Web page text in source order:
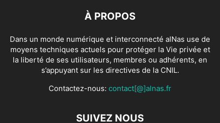
À PROPOS
Dans un monde numérique et interconnecté alNas use de
moyens techniques actuels pour protéger la Vie privée et
la liberté de ses utilisateurs, membres ou adhérents, en
s’appuyant sur les directives de la CNIL.
Contactez-nous: contact[@]alnas.fr
SUIVEZ NOUS